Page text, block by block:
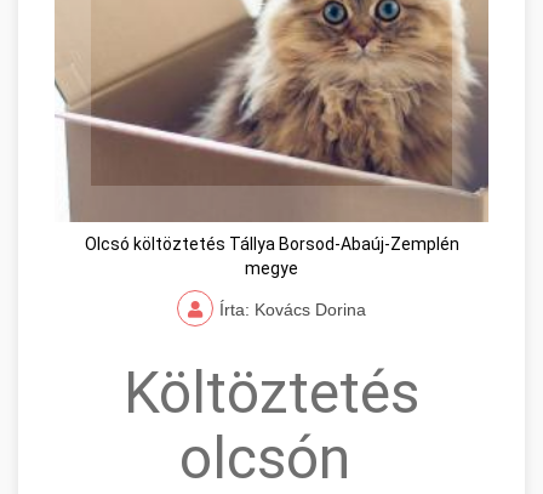
Olcsó költöztetés Tállya Borsod-Abaúj-Zemplén
megye
Írta: Kovács Dorina
Költöztetés
olcsón